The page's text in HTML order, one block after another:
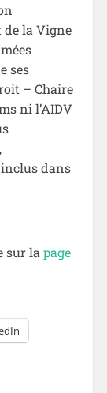
la Vigne
ses
– Chaire
ni l’AIDV
dans
sur la page